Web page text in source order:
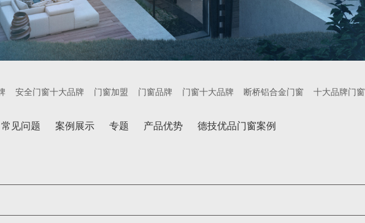
安全门窗十大品牌 门窗加盟 门窗品牌 门窗十大品牌 断桥铝合金门窗 十大品牌门窗
常见问题 案例展示 专题 产品优势 德技优品门窗案例